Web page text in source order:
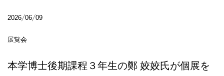
2026/06/09
展覧会
本学博士後期課程３年生の鄭 姣姣氏が個展を